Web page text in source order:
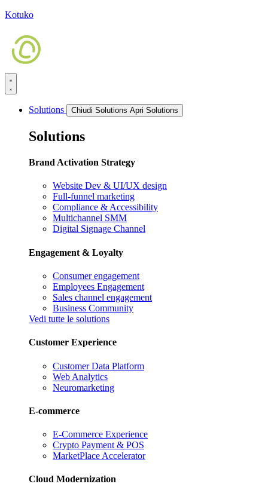
Kotuko
Solutions Chiudi Solutions Apri Solutions
Solutions
Brand Activation Strategy
Website Dev & UI/UX design
Full-funnel marketing
Compliance & Accessibility
Multichannel SMM
Digital Signage Channel
Engagement & Loyalty
Consumer engagement
Employees Engagement
Sales channel engagement
Business Community
Vedi tutte le solutions
Customer Experience
Customer Data Platform
Web Analytics
Neuromarketing
E-commerce
E-Commerce Experience
Crypto Payment & POS
MarketPlace Accelerator
Cloud Modernization